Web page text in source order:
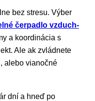
bez stresu. Výber
čerpadlo vzduch-
a koordinácia s
Ale ak zvládnete
alebo vianočné
dní a hneď po